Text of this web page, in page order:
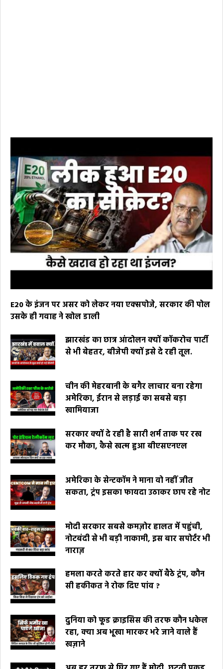
E20 के इंजन पर असर को लेकर नया एक्सपोजे, सरकार की पोल
उसके ही गवाह ने खोल डाली
झारखंड का छात्र आंदोलन क्यों कॉकरोच पार्टी
से भी बेहतर, बीजेपी क्यों इसे दे रही तूल.
चीन की मेहरबानी के बगैर लाचार बना रहेगा
अमेरिका, ईरान से लड़ाई का सबसे बड़ा
खामियाजा
सरकार क्यों दे रही है सारी शर्म ताक पर रख
कर मौका, कैसे खत्म हुआ बीएसएनएल
अमेरिका के सेन्टकॉम ने माना वो नहीं जीत
सकता, ट्रंप इसका फायदा उठाकर छाप रहे नोट
मोदी सरकार सबसे कमज़ोर हालत में पहुंची,
नोटबंदी से भी बड़ी नाकामी, इस बार सपोर्टर भी
नाराज़
हमला करते करते हार कर क्यों बैठे ट्रंप, कौन
सी हकीकत ने रोक दिए पांव ?
दुनिया को फूड क्राइसिस की तरफ कौन धकेल
रहा, क्या अब भूखा मारकर भरे जाने वाले हैं
खज़ाने